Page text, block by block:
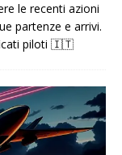
le recenti azioni
partenze e arrivi.
piloti 🇮🇹